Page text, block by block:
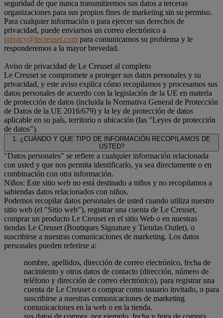
seguridad de que nunca transmitiremos sus datos a terceras
organizaciones para sus propios fines de marketing sin su permiso.
Para cualquier información o para ejercer sus derechos de
privacidad, puede enviarnos un correo electrónico a
privacy@lecreuset.com para comunicarnos su problema y le
responderemos a la mayor brevedad.
Aviso de privacidad de Le Creuset al completo
Le Creuset se compromete a proteger sus datos personales y su
privacidad, y este aviso explica cómo recopilamos y procesamos sus
datos personales de acuerdo con la legislación de la UE en materia
de protección de datos (incluida la Normativa General de Protección
de Datos de la UE 2016/679) y la ley de protección de datos
aplicable en su país, territorio o ubicación (las "Leyes de protección
de datos").
1. ¿CUÁNDO Y QUE TIPO DE INFORMACIÓN RECOPILAMOS DE
USTED?
"Datos personales" se refiere a cualquier información relacionada
con usted y que nos permita identificarlo, ya sea directamente o en
combinación con otra información.
Niños: Este sitio web no está destinado a niños y no recopilamos a
sabiendas datos relacionados con niños.
Podemos recopilar datos personales de usted cuando utiliza nuestro
sitio web (el "Sitio web"), registrar una cuenta de Le Creuset,
comprar un producto Le Creuset en el sitio Web o en nuestras
tiendas Le Creuset (Boutiques Signature y Tiendas Outlet), o
suscribirse a nuestras comunicaciones de marketing. Los datos
personales pueden referirse a:
nombre, apellidos, dirección de correo electrónico, fecha de
nacimiento y otros datos de contacto (dirección, número de
teléfono y dirección de correo electrónico), para registrar una
cuenta de Le Creuset o comprar como usuario invitado, o para
suscribirse a nuestras comunicaciones de marketing
comunicaciones en la web o en la tienda.
sus datos de compra, por ejemplo, fecha y hora de compra,